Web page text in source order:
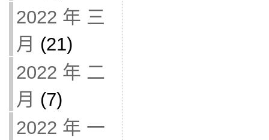
2022 年 三
月 (21)
2022 年 二
月 (7)
2022 年 一